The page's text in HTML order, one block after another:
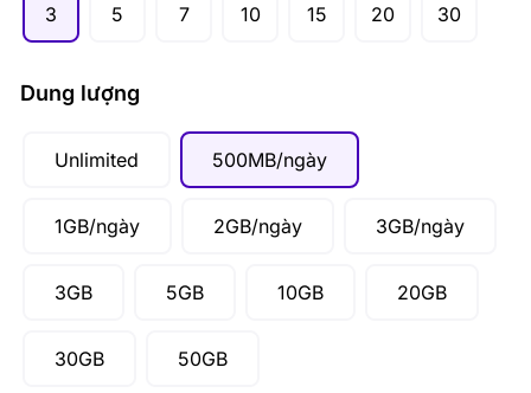
3 5 7 10 15 20 30
Dung lượng
Unlimited 500MB/ngày
1GB/ngày 2GB/ngày 3GB/ngày
3GB 5GB 10GB 20GB
30GB 50GB